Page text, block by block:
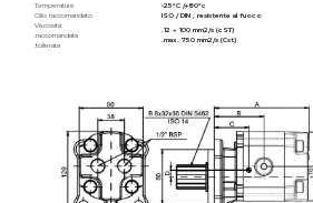
Temperature
-25°C /+80°c
Olio raccomandato
ISO / DIN , resistente al fuoco
Viscosità:
.raccomandata
.tollerata
.12 ÷ 100 mm2/s (cST)
.max. 750 mm2/s (Cst)